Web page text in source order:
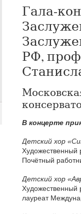
Гала-
РФ,
В концерте
Детский хор
Художественный
Почётный
Детский хор
Художественный
лауреат